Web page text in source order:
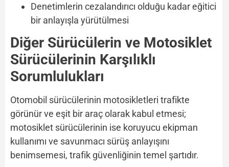
Denetimlerin cezalandırıcı olduğu kadar eğitici
bir anlayışla yürütülmesi
Diğer Sürücülerin ve Motosiklet
Sürücülerinin Karşılıklı
Sorumlulukları
Otomobil sürücülerinin motosikletleri trafikte
görünür ve eşit bir araç olarak kabul etmesi;
motosiklet sürücülerinin ise koruyucu ekipman
kullanımı ve savunmacı sürüş anlayışını
benimsemesi, trafik güvenliğinin temel şartıdır.